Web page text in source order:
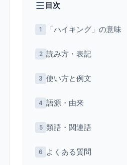
目次
「ハイキング」の意味
読み方・表記
使い方と例文
語源・由来
類語・関連語
よくある質問